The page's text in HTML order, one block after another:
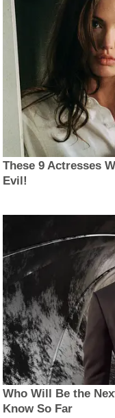
These 9 Actresses
Evil!
Who Will Be the
Know So Far